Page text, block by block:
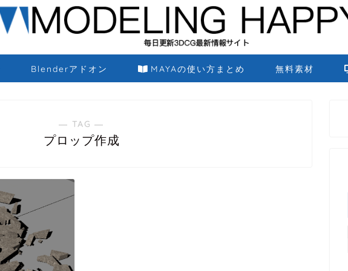
Blenderアドオン MAYAの使い方まとめ 無料素材
― TAG ―
プロップ作成